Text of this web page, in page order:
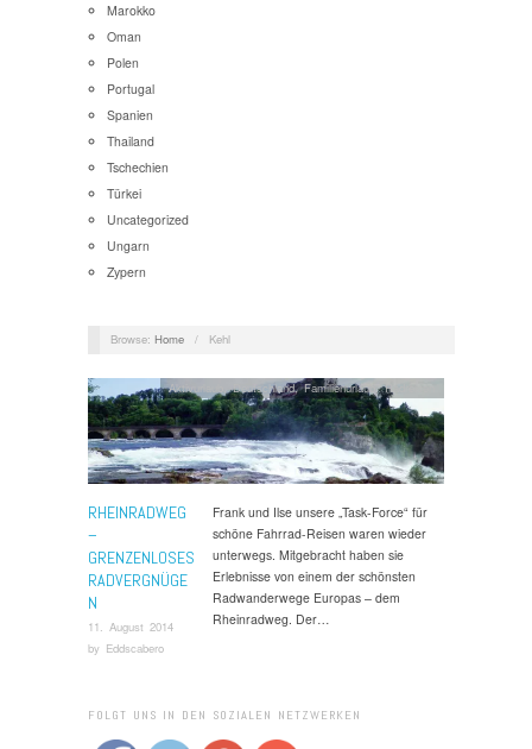
Marokko
Oman
Polen
Portugal
Spanien
Thailand
Tschechien
Türkei
Uncategorized
Ungarn
Zypern
Browse: Home / Kehl
RHEINRADWEG
–
GRENZENLOSES
RADVERGNÜGE
N
11. August 2014
by Eddscabero
Aktivurlaub ,Deutschland,Familienurlaub ,Radreisen
Frank und Ilse unsere „Task-Force“ für
schöne Fahrrad-Reisen waren wieder
unterwegs. Mitgebracht haben sie
Erlebnisse von einem der schönsten
Radwanderwege Europas – dem
Rheinradweg. Der…
FOLGT UNS IN DEN SOZIALEN NETZWERKEN